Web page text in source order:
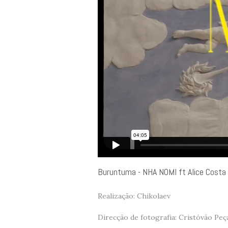
Buruntuma - NHA NOMI ft Alice Costa
Realização: Chikolaev
Direcção de fotografia: Cristóvão